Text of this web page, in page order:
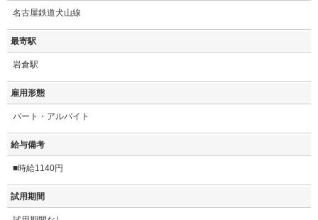
名古屋鉄道犬山線
最寄駅
岩倉駅
雇用形態
パート・アルバイト
給与備考
■時給1140円
試用期間